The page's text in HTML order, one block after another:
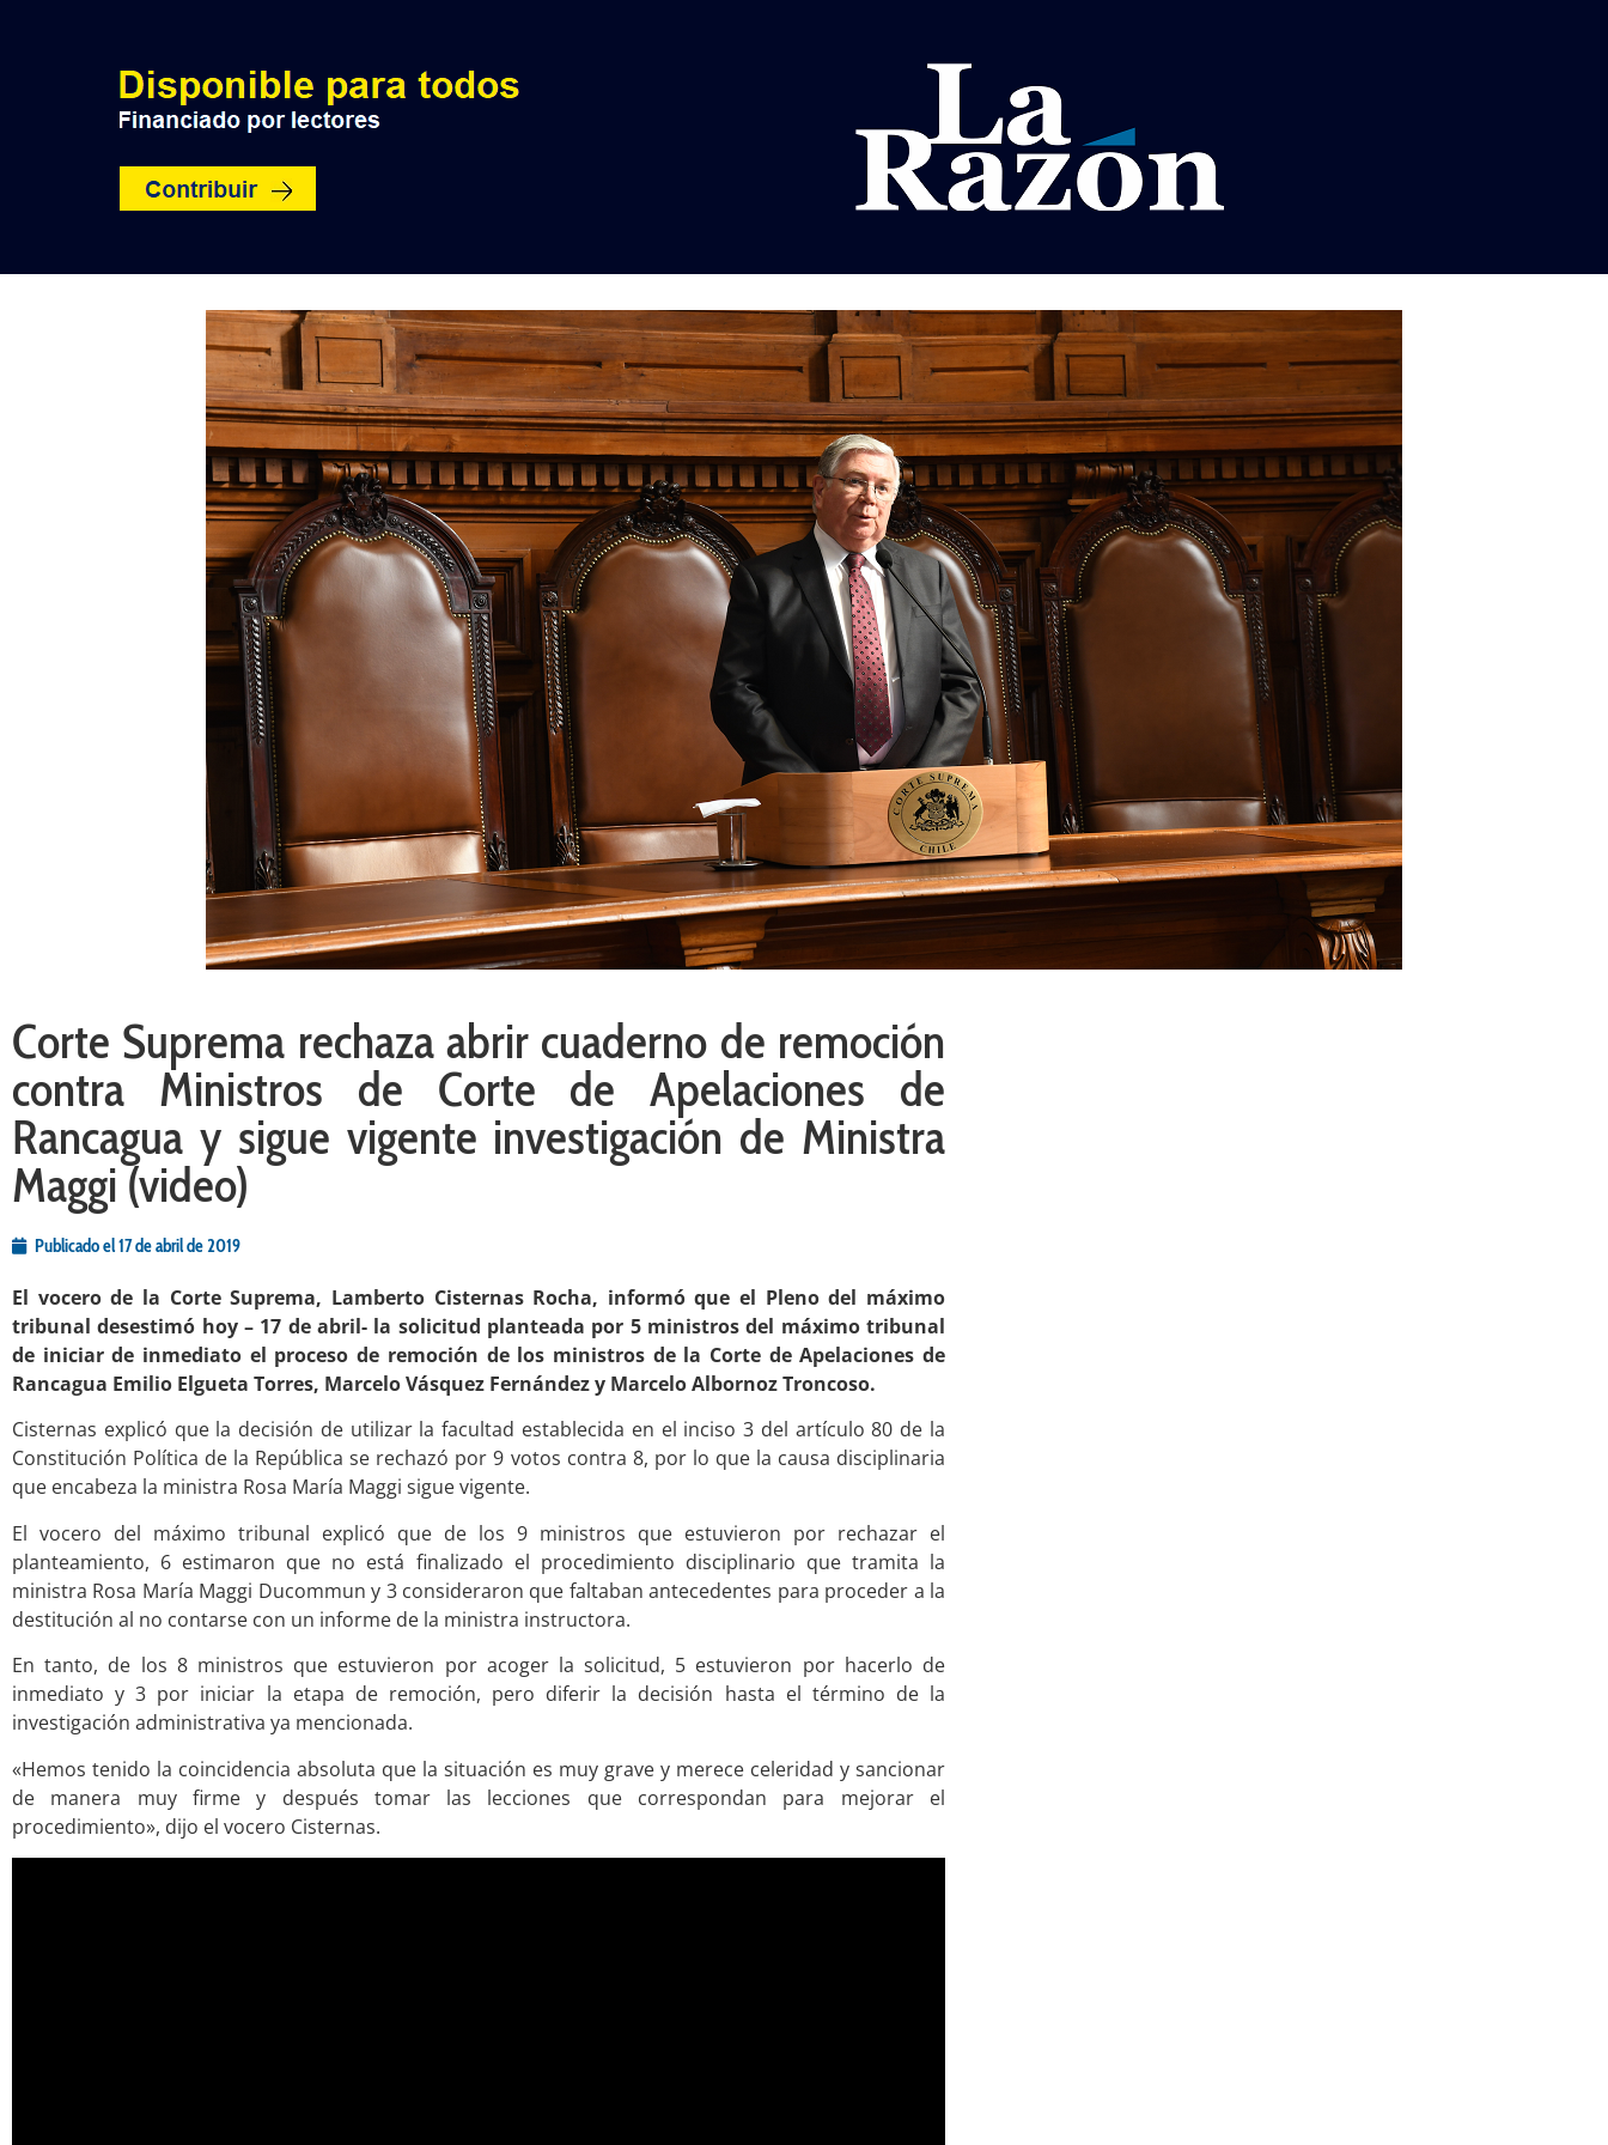
Corte Suprema rechaza abrir cuaderno de remoción
contra Ministros de Corte de Apelaciones de
Rancagua y sigue vigente investigación de Ministra
Maggi (video)
Publicado el17 de abril de 2019
El vocero de la Corte Suprema, Lamberto Cisternas Rocha, informó que el Pleno del máximo
tribunal desestimó hoy – 17 de abril- la solicitud planteada por 5 ministros del máximo tribunal
de iniciar de inmediato el proceso de remoción de los ministros de la Corte de Apelaciones de
Rancagua Emilio Elgueta Torres, Marcelo Vásquez Fernández y Marcelo Albornoz Troncoso.
Cisternas explicó que la decisión de utilizar la facultad establecida en el inciso 3 del artículo 80 de la
Constitución Política de la República se rechazó por 9 votos contra 8, por lo que la causa disciplinaria
que encabeza la ministra Rosa María Maggi sigue vigente.
El vocero del máximo tribunal explicó que de los 9 ministros que estuvieron por rechazar el
planteamiento, 6 estimaron que no está finalizado el procedimiento disciplinario que tramita la
ministra Rosa María Maggi Ducommun y 3 consideraron que faltaban antecedentes para proceder a la
destitución al no contarse con un informe de la ministra instructora.
En tanto, de los 8 ministros que estuvieron por acoger la solicitud, 5 estuvieron por hacerlo de
inmediato y 3 por iniciar la etapa de remoción, pero diferir la decisión hasta el término de la
investigación administrativa ya mencionada.
«Hemos tenido la coincidencia absoluta que la situación es muy grave y merece celeridad y sancionar
de manera muy firme y después tomar las lecciones que correspondan para mejorar el
procedimiento», dijo el vocero Cisternas.